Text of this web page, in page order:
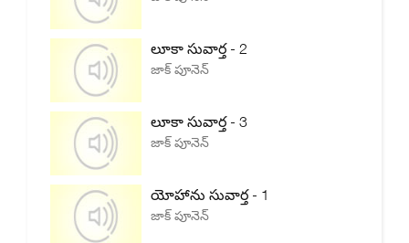
లూకా సువార్త - 2
జాక్ పూనెన్
లూకా సువార్త - 3
జాక్ పూనెన్
యోహాను సువార్త - 1
జాక్ పూనెన్